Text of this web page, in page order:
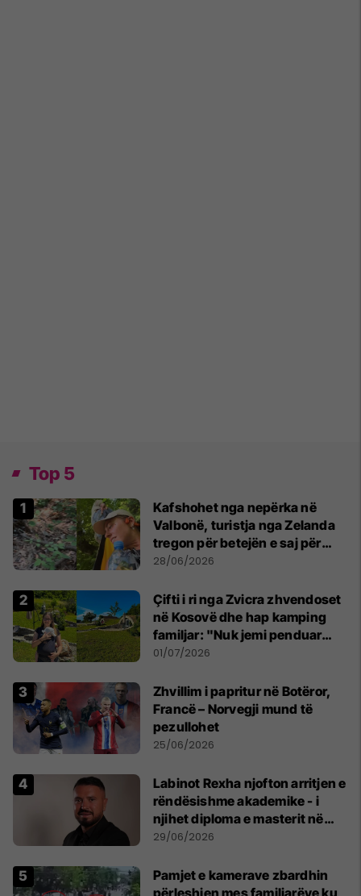
Top 5
Kafshohet nga nepërka në
Valbonë, turistja nga Zelanda
tregon për betejën e saj për
mbijetesë
28/06/2026
Çifti i ri nga Zvicra zhvendoset
në Kosovë dhe hap kamping
familjar: "Nuk jemi penduar
asnjë ditë"
01/07/2026
Zhvillim i papritur në Botëror,
Francë – Norvegji mund të
pezullohet
25/06/2026
Labinot Rexha njofton arritjen e
rëndësishme akademike - i
njihet diploma e masterit në
Psikologji në Zvicër
29/06/2026
Pamjet e kamerave zbardhin
përleshjen mes familjarëve ku